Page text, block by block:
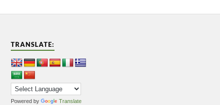
TRANSLATE:
Powered by Translate